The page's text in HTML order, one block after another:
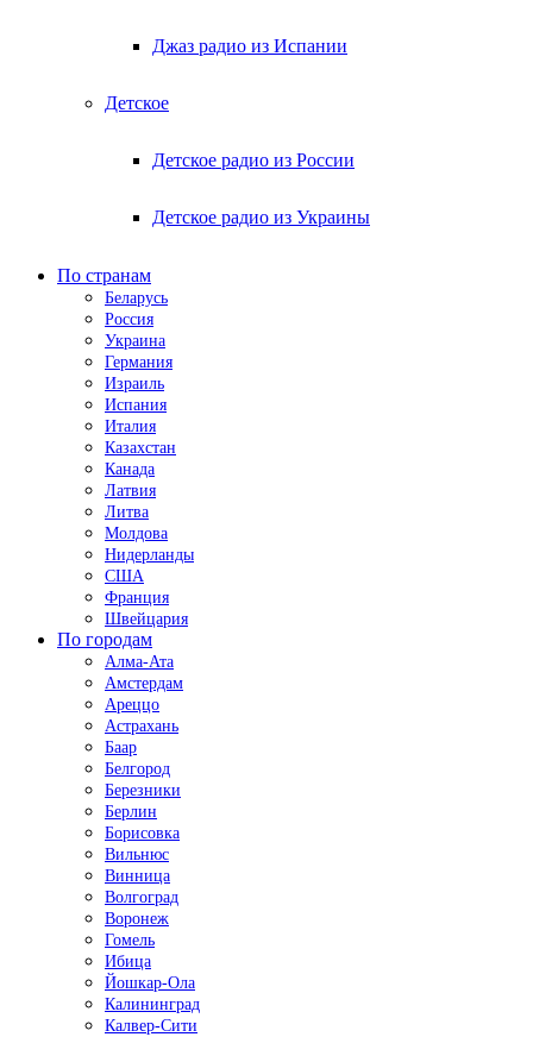
Джаз радио из Испании
Детское
Детское радио из России
Детское радио из Украины
По странам
Беларусь
Россия
Украина
Германия
Израиль
Испания
Италия
Казахстан
Канада
Латвия
Литва
Молдова
Нидерланды
США
Франция
Швейцария
По городам
Алма-Ата
Амстердам
Ареццо
Астрахань
Баар
Белгород
Березники
Берлин
Борисовка
Вильнюс
Винница
Волгоград
Воронеж
Гомель
Ибица
Йошкар-Ола
Калининград
Калвер-Сити